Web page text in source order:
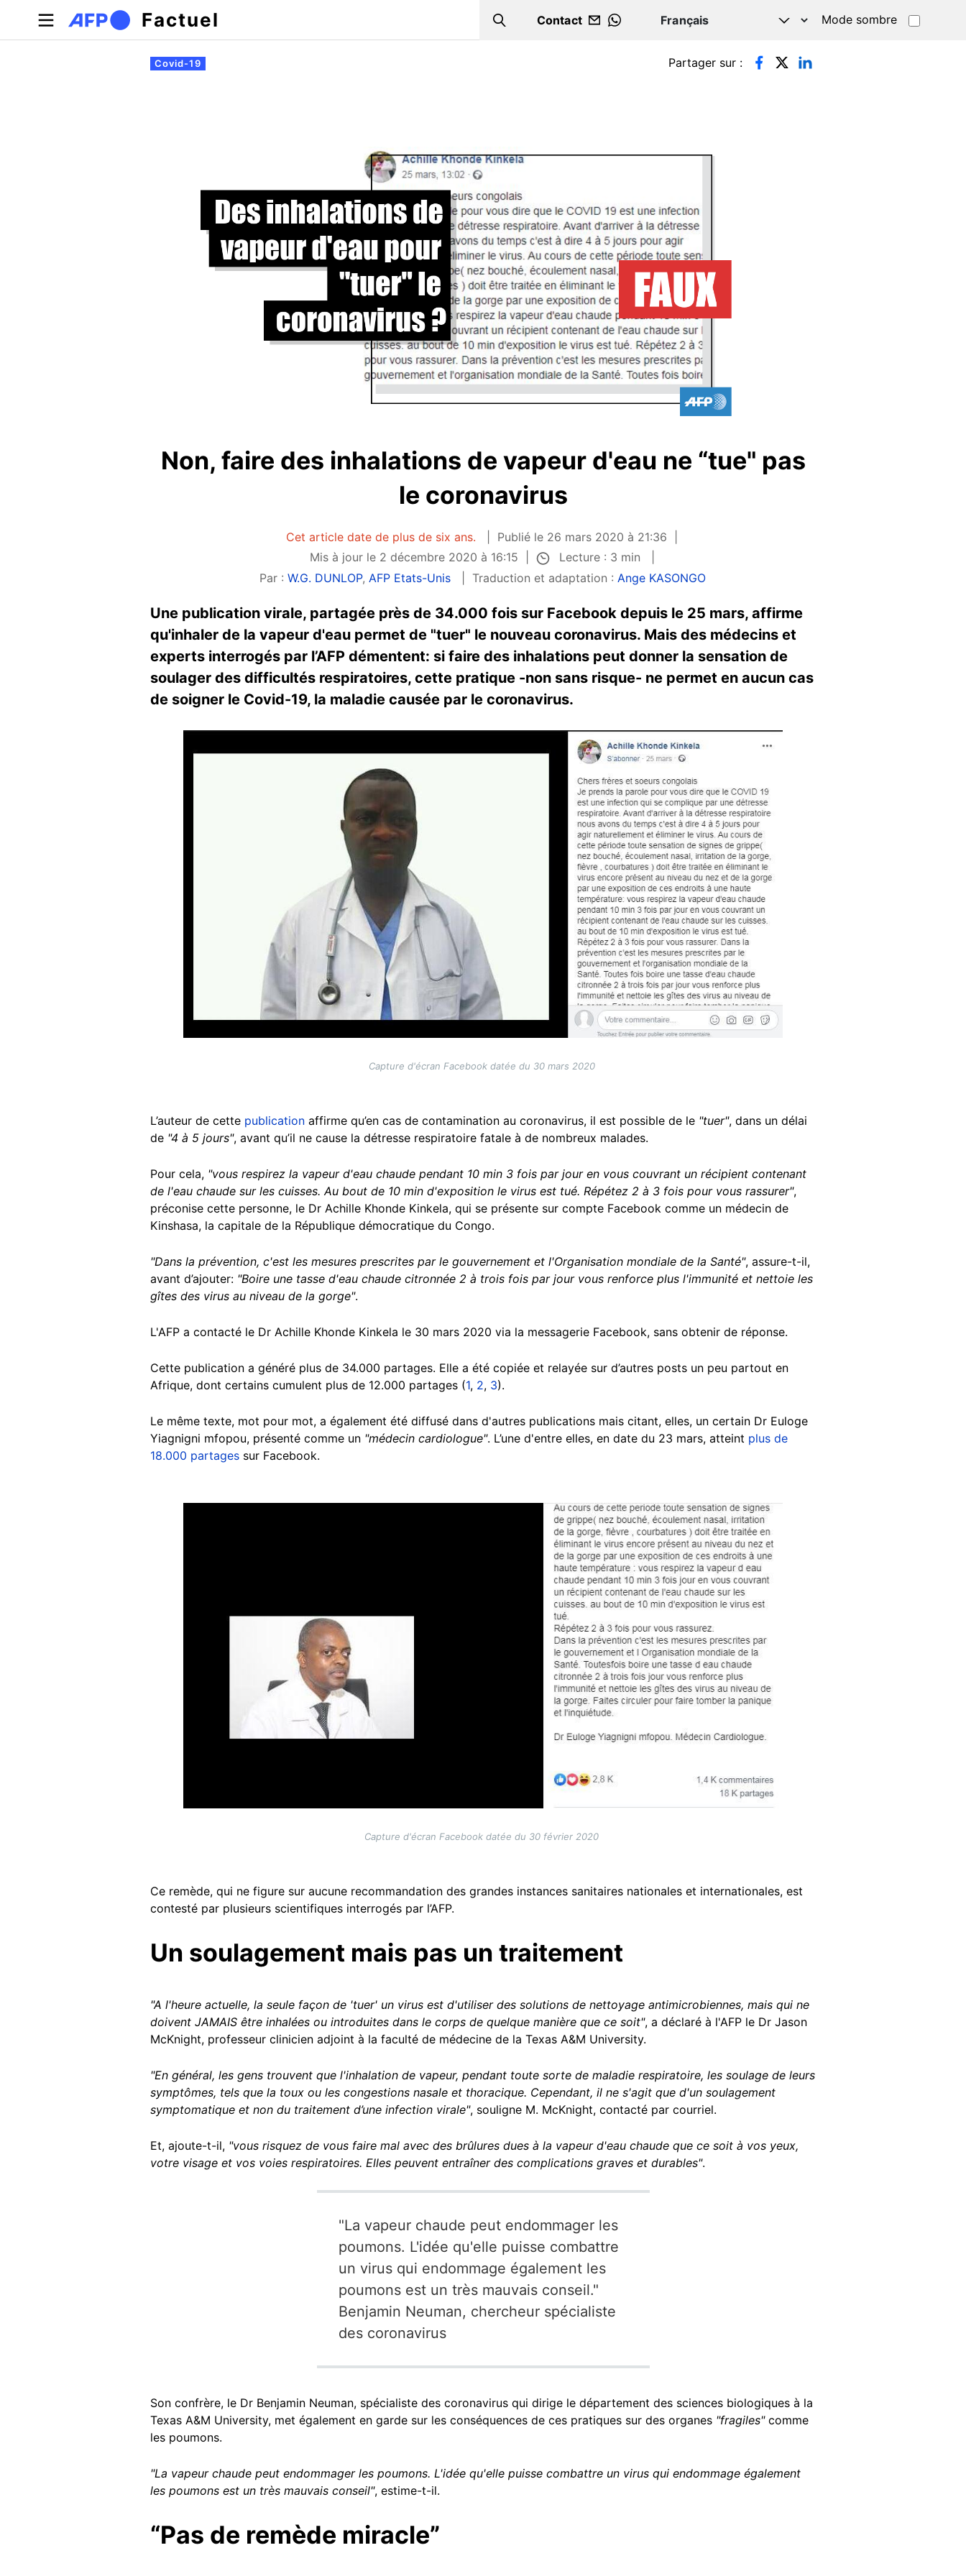
Aller au contenu principal
Factuel Search
Contact
WHATSAPP
Mode sombre
Onglets principaux
Covid-19 Partager sur :
Non, faire des inhalations de vapeur d'eau ne “tue" pas
le coronavirus
Cet article date de plus de six ans.
Publié le 26 mars 2020 à 21:36
Mis à jour le 2 décembre 2020 à 16:15
Lecture : 3 min
Par :W.G. DUNLOP, AFP Etats-Unis Traduction et adaptation : Ange KASONGO
Une publication virale, partagée près de 34.000 fois sur Facebook depuis le 25 mars, affirme
qu'inhaler de la vapeur d'eau permet de "tuer" le nouveau coronavirus. Mais des médecins et
experts interrogés par l’AFP démentent: si faire des inhalations peut donner la sensation de
soulager des difficultés respiratoires, cette pratique -non sans risque- ne permet en aucun cas
de soigner le Covid-19, la maladie causée par le coronavirus.
Capture d'écran Facebook datée du 30 mars 2020
L’auteur de cette publication affirme qu’en cas de contamination au coronavirus, il est possible de le "tuer", dans un délai
de "4 à 5 jours", avant qu’il ne cause la détresse respiratoire fatale à de nombreux malades.
Pour cela, "vous respirez la vapeur d'eau chaude pendant 10 min 3 fois par jour en vous couvrant un récipient contenant
de l'eau chaude sur les cuisses. Au bout de 10 min d'exposition le virus est tué. Répétez 2 à 3 fois pour vous rassurer",
préconise cette personne, le Dr Achille Khonde Kinkela, qui se présente sur compte Facebook comme un médecin de
Kinshasa, la capitale de la République démocratique du Congo.
"Dans la prévention, c'est les mesures prescrites par le gouvernement et l'Organisation mondiale de la Santé", assure-t-il,
avant d’ajouter: "Boire une tasse d'eau chaude citronnée 2 à trois fois par jour vous renforce plus l'immunité et nettoie les
gîtes des virus au niveau de la gorge".
L'AFP a contacté le Dr Achille Khonde Kinkela le 30 mars 2020 via la messagerie Facebook, sans obtenir de réponse.
Cette publication a généré plus de 34.000 partages. Elle a été copiée et relayée sur d’autres posts un peu partout en
Afrique, dont certains cumulent plus de 12.000 partages (1, 2, 3).
Le même texte, mot pour mot, a également été diffusé dans d'autres publications mais citant, elles, un certain Dr Euloge
Yiagnigni mfopou, présenté comme un "médecin cardiologue". L’une d'entre elles, en date du 23 mars, atteint plus de
18.000 partages sur Facebook.
Capture d'écran Facebook datée du 30 février 2020
Ce remède, qui ne figure sur aucune recommandation des grandes instances sanitaires nationales et internationales, est
contesté par plusieurs scientifiques interrogés par l’AFP.
Un soulagement mais pas un traitement
"A l'heure actuelle, la seule façon de 'tuer' un virus est d'utiliser des solutions de nettoyage antimicrobiennes, mais qui ne
doivent JAMAIS être inhalées ou introduites dans le corps de quelque manière que ce soit", a déclaré à l'AFP le Dr Jason
McKnight, professeur clinicien adjoint à la faculté de médecine de la Texas A&M University.
"En général, les gens trouvent que l'inhalation de vapeur, pendant toute sorte de maladie respiratoire, les soulage de leurs
symptômes, tels que la toux ou les congestions nasale et thoracique. Cependant, il ne s'agit que d'un soulagement
symptomatique et non du traitement d’une infection virale", souligne M. McKnight, contacté par courriel.
Et, ajoute-t-il, "vous risquez de vous faire mal avec des brûlures dues à la vapeur d'eau chaude que ce soit à vos yeux,
votre visage et vos voies respiratoires. Elles peuvent entraîner des complications graves et durables".
"La vapeur chaude peut endommager les
poumons. L'idée qu'elle puisse combattre
un virus qui endommage également les
poumons est un très mauvais conseil."
Benjamin Neuman, chercheur spécialiste
des coronavirus
Son confrère, le Dr Benjamin Neuman, spécialiste des coronavirus qui dirige le département des sciences biologiques à la
Texas A&M University, met également en garde sur les conséquences de ces pratiques sur des organes "fragiles"comme
les poumons.
"La vapeur chaude peut endommager les poumons. L'idée qu'elle puisse combattre un virus qui endommage également
les poumons est un très mauvais conseil", estime-t-il.
“Pas de remède miracle”